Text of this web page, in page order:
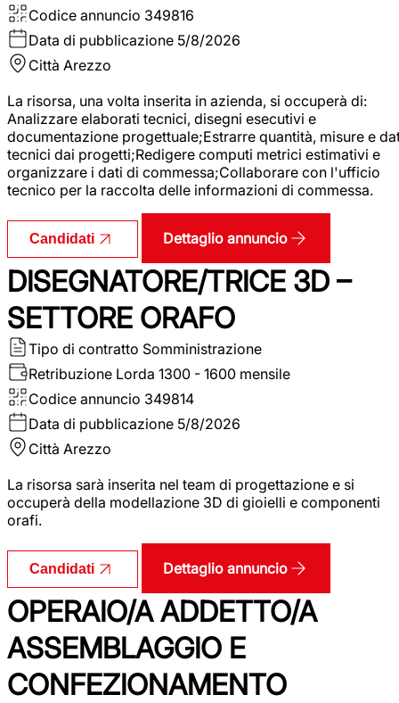
Codice annuncio 349816
Data di pubblicazione 5/8/2026
Città Arezzo
La risorsa, una volta inserita in azienda, si occuperà di:
Analizzare elaborati tecnici, disegni esecutivi e
documentazione progettuale;Estrarre quantità, misure e
tecnici dai progetti;Redigere computi metrici estimativi e
organizzare i dati di commessa;Collaborare con l'ufficio
tecnico per la raccolta delle informazioni di commessa.
Candidati Dettaglio annuncio
DISEGNATORE/TRICE 3D –
SETTORE ORAFO
Tipo di contratto Somministrazione
Retribuzione Lorda 1300 - 1600 mensile
Codice annuncio 349814
Data di pubblicazione 5/8/2026
Città Arezzo
La risorsa sarà inserita nel team di progettazione e si
occuperà della modellazione 3D di gioielli e componenti
orafi.
Candidati Dettaglio annuncio
OPERAIO/A ADDETTO/A
ASSEMBLAGGIO E
CONFEZIONAMENTO